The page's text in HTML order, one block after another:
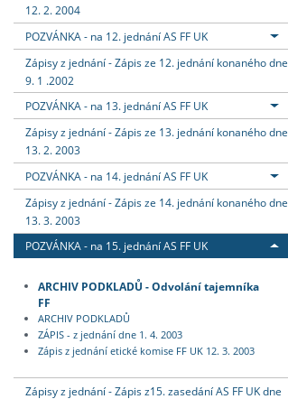
12. 2. 2004
POZVÁNKA - na 12. jednání AS FF UK
Zápisy z jednání - Zápis ze 12. jednání konaného dne
9. 1 .2002
POZVÁNKA - na 13. jednání AS FF UK
Zápisy z jednání - Zápis ze 13. jednání konaného dne
13. 2. 2003
POZVÁNKA - na 14. jednání AS FF UK
Zápisy z jednání - Zápis ze 14. jednání konaného dne
13. 3. 2003
POZVÁNKA - na 15. jednání AS FF UK
ARCHIV PODKLADŮ - Odvolání tajemníka
FF
ARCHIV PODKLADŮ
ZÁPIS - z jednání dne 1. 4. 2003
Zápis z jednání etické komise FF UK 12. 3. 2003
Zápisy z jednání - Zápis z15. zasedání AS FF UK dne